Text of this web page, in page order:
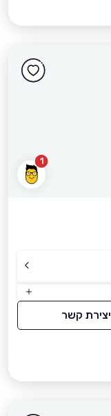
1
יצירת קשר